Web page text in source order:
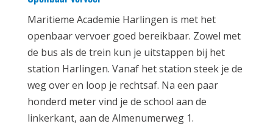
Maritieme Academie Harlingen is met het
openbaar vervoer goed bereikbaar. Zowel met
de bus als de trein kun je uitstappen bij het
station Harlingen. Vanaf het station steek je de
weg over en loop je rechtsaf. Na een paar
honderd meter vind je de school aan de
linkerkant, aan de Almenumerweg 1.